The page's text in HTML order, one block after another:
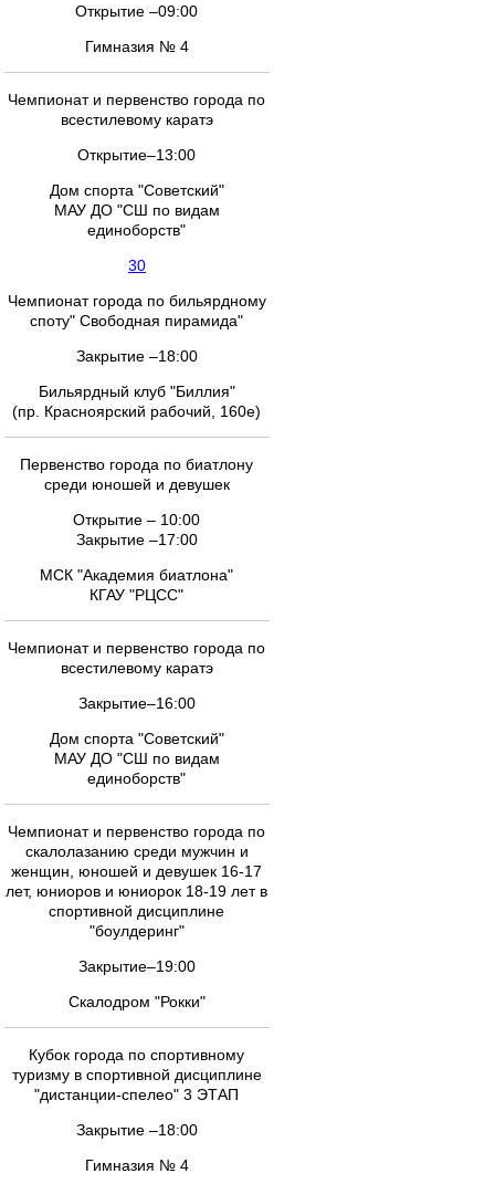
Открытие –09:00
Гимназия № 4
Чемпионат и первенство города по
всестилевому каратэ
Открытие–13:00
Дом спорта "Советский"
МАУ ДО "СШ по видам
единоборств"
30
Чемпионат города по бильярдному
споту" Свободная пирамида"
Закрытие –18:00
Бильярдный клуб "Биллия"
(пр. Красноярский рабочий, 160е)
Первенство города по биатлону
среди юношей и девушек
Открытие – 10:00
Закрытие –17:00
МСК "Академия биатлона"
КГАУ "РЦСС"
Чемпионат и первенство города по
всестилевому каратэ
Закрытие–16:00
Дом спорта "Советский"
МАУ ДО "СШ по видам
единоборств"
Чемпионат и первенство города по
скалолазанию среди мужчин и
женщин, юношей и девушек 16-17
лет, юниоров и юниорок 18-19 лет в
спортивной дисциплине
"боулдеринг"
Закрытие–19:00
Скалодром "Рокки"
Кубок города по спортивному
туризму в спортивной дисциплине
"дистанции-спелео" 3 ЭТАП
Закрытие –18:00
Гимназия № 4